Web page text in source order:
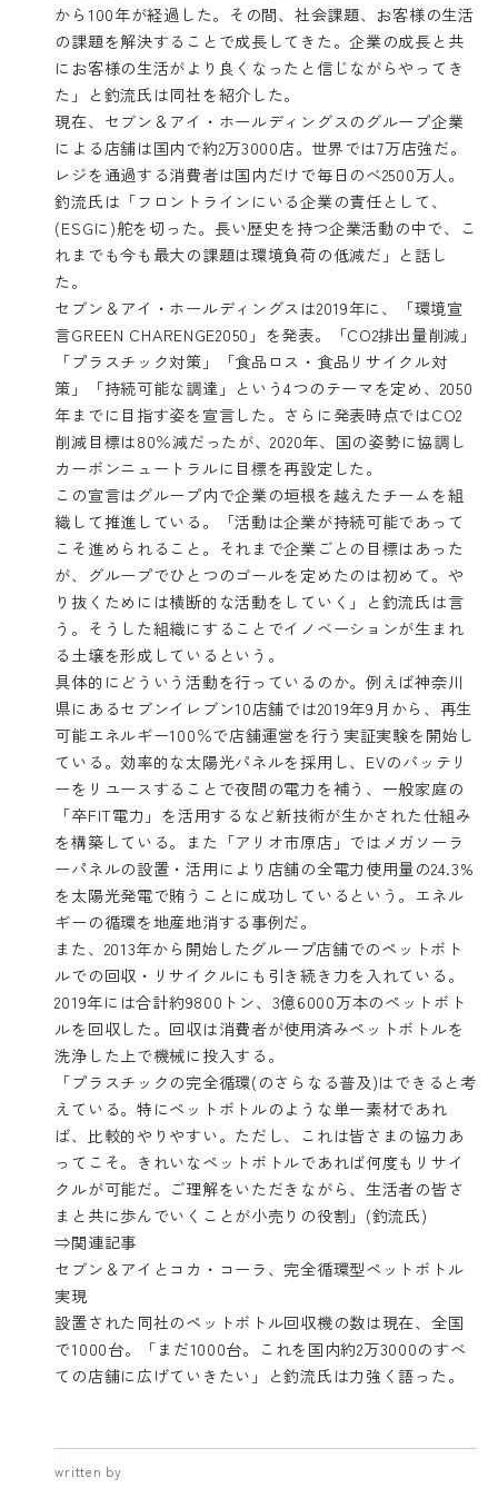
から100年が経過した。その間、社会課題、お客様の生活
の課題を解決することで成長してきた。企業の成長と共
にお客様の生活がより良くなったと信じながらやってき
た」と釣流氏は同社を紹介した。
現在、セブン＆アイ・ホールディングスのグループ企業
による店舗は国内で約2万3000店。世界では7万店強だ。
レジを通過する消費者は国内だけで毎日のべ2500万人。
釣流氏は「フロントラインにいる企業の責任として、
(ESGに)舵を切った。長い歴史を持つ企業活動の中で、こ
れまでも今も最大の課題は環境負荷の低減だ」と話し
た。
セブン＆アイ・ホールディングスは2019年に、「環境宣
言GREEN CHARENGE2050」を発表。「CO2排出量削減」
「プラスチック対策」「食品ロス・食品リサイクル対
策」「持続可能な調達」という4つのテーマを定め、2050
年までに目指す姿を宣言した。さらに発表時点ではCO2
削減目標は80％減だったが、2020年、国の姿勢に協調し
カーボンニュートラルに目標を再設定した。
この宣言はグループ内で企業の垣根を越えたチームを組
織して推進している。「活動は企業が持続可能であって
こそ進められること。それまで企業ごとの目標はあった
が、グループでひとつのゴールを定めたのは初めて。や
り抜くためには横断的な活動をしていく」と釣流氏は言
う。そうした組織にすることでイノベーションが生まれ
る土壌を形成しているという。
具体的にどういう活動を行っているのか。例えば神奈川
県にあるセブンイレブン10店舗では2019年9月から、再生
可能エネルギー100％で店舗運営を行う実証実験を開始し
ている。効率的な太陽光パネルを採用し、EVのバッテリ
ーをリユースすることで夜間の電力を補う、一般家庭の
「卒FIT電力」を活用するなど新技術が生かされた仕組み
を構築している。また「アリオ市原店」ではメガソーラ
ーパネルの設置・活用により店舗の全電力使用量の24.3%
を太陽光発電で賄うことに成功しているという。エネル
ギーの循環を地産地消する事例だ。
また、2013年から開始したグループ店舗でのペットボト
ルでの回収・リサイクルにも引き続き力を入れている。
2019年には合計約9800トン、3億6000万本のペットボト
ルを回収した。回収は消費者が使用済みペットボトルを
洗浄した上で機械に投入する。
「プラスチックの完全循環(のさらなる普及)はできると考
えている。特にペットボトルのような単一素材であれ
ば、比較的やりやすい。ただし、これは皆さまの協力あ
ってこそ。きれいなペットボトルであれば何度もリサイ
クルが可能だ。ご理解をいただきながら、生活者の皆さ
まと共に歩んでいくことが小売りの役割」(釣流氏)
⇒関連記事
セブン＆アイとコカ・コーラ、完全循環型ペットボトル
実現
設置された同社のペットボトル回収機の数は現在、全国
で1000台。「まだ1000台。これを国内約2万3000のすべ
ての店舗に広げていきたい」と釣流氏は力強く語った。
written by